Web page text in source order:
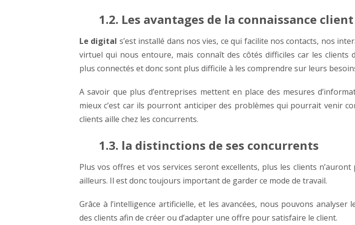
1.2. Les avantages de la connaissance client
Le digital s’est installé dans nos vies, ce qui facilite nos contacts, nos
virtuel qui nous entoure, mais connaît des côtés difficiles car les clients
plus connectés et donc sont plus difficile à les comprendre sur leurs
A savoir que plus d’entreprises mettent en place des mesures
mieux c’est car ils pourront anticiper des problèmes qui pourrait venir
clients aille chez les concurrents.
1.3. la distinctions de ses concurrents
Plus vos offres et vos services seront excellents, plus les clients n’auront
ailleurs. Il est donc toujours important de garder ce mode de travail.
Grâce à l’intelligence artificielle, et les avancées, nous pouvons analyser
des clients afin de créer ou d’adapter une offre pour satisfaire le client.